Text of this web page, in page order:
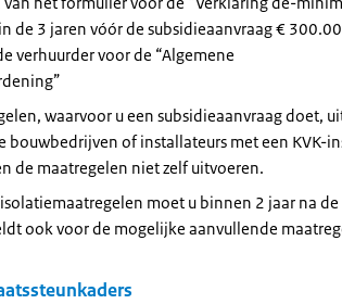
de 3 jaren vóór de subsidieaanvraag €
verhuurder voor de “Algemene
waarvoor u een subsidieaanvraag doet,
bouwbedrijven of installateurs met een KVK-
de maatregelen niet zelf uitvoeren.
moet u binnen 2 jaar na
ook voor de mogelijke aanvullende